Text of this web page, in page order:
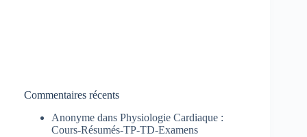
Commentaires récents
Anonyme dans Physiologie Cardiaque :
Cours-Résumés-TP-TD-Examens